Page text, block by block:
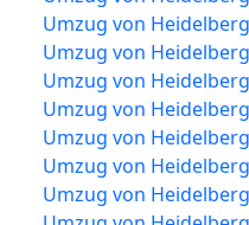
Umzug von
Umzug von
Umzug von
Umzug von
Umzug von
Umzug von
Umzug von